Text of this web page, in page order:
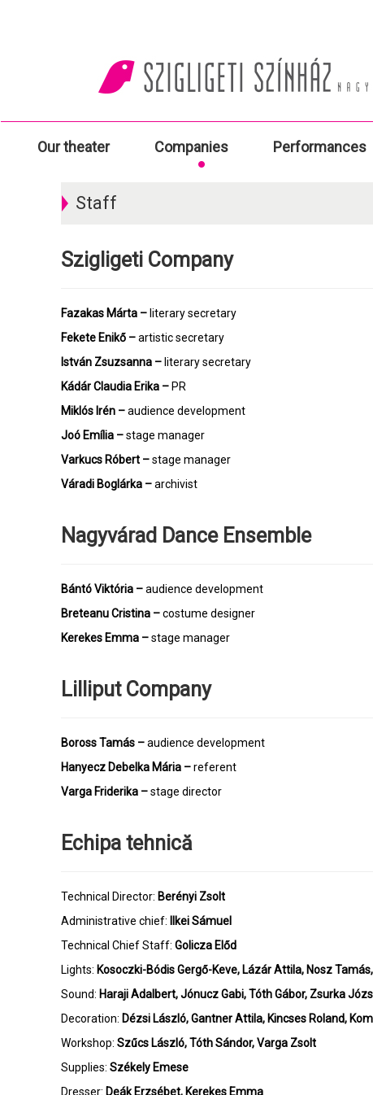
Our theater Companies Performances
Staff
Szigligeti Company
Fazakas Márta – literary secretary
Fekete Enikő –artistic secretary
István Zsuzsanna – literary secretary
Kádár Claudia Erika – PR
Miklós Irén –audience development
Joó Emília –stage manager
Varkucs Róbert –stage manager
Váradi Boglárka –archivist
Nagyvárad Dance Ensemble
Bántó Viktória –audience development
Breteanu Cristina –costume designer
Kerekes Emma –stage manager
Lilliput Company
Boross Tamás –audience development
Hanyecz Debelka Mária –referent
Varga Friderika –stage director
Echipa tehnică
Technical Director: Berényi Zsolt
Administrative chief:
Ilkei Sámuel
Technical Chief Staff: Golicza Előd
Lights: Kosoczki-Bódis Gergő-Keve, Lázár Attila, Nosz
Sound: Haraji Adalbert, Jónucz Gabi, Tóth Gábor, Zsurka
Decoration: Dézsi László, Gantner Attila, Kincses Roland,
Workshop: Szűcs László, Tóth Sándor, Varga Zsolt
Supplies: Székely Emese
Dresser: Deák Erzsébet, Kerekes Emma